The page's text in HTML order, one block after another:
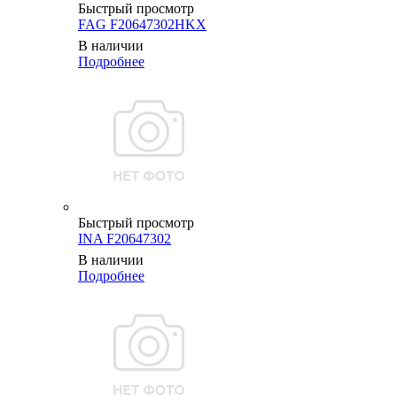
Быстрый просмотр
FAG F20647302HKX
В наличии
Подробнее
Быстрый просмотр
INA F20647302
В наличии
Подробнее